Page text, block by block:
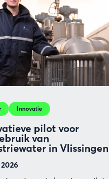
pilot voor
van
in Vlissingen
Innovatie